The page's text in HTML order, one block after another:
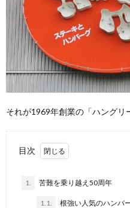
それが1969年創業の「ハングリ
目次
1. 苦難を乗り越え50周年
1.1. 根強い人気のハンバ